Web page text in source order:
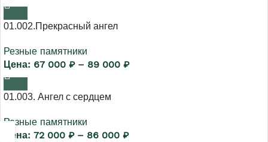
01.002.Прекрасный ангел
Резные памятники
67 000 ₽ – 89 000 ₽
01.003. Ангел с сердцем
Резные памятники
72 000 ₽ – 86 000 ₽